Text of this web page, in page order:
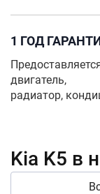
1 ГОД
двигатель,
радиатор,
Kia K5 в